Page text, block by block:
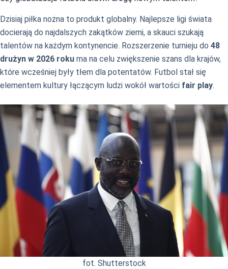
Dzisiaj piłka nożna to produkt globalny. Najlepsze ligi świata
docierają do najdalszych zakątków ziemi, a skauci szukają
talentów na każdym kontynencie. Rozszerzenie turnieju do 48
drużyn w 2026 roku ma na celu zwiększenie szans dla krajów,
które wcześniej były tłem dla potentatów. Futbol stał się
elementem kultury łączącym ludzi wokół wartości fair play.
fot. Shutterstock